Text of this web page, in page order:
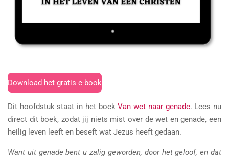
Download het gratis e-book
Dit hoofdstuk staat in het boekVan wet naar genade. Lees nu
direct dit boek, zodat jij niets mist over de wet en genade, een
heilig leven leeft en beseft wat Jezus heeft gedaan.
Want uit genade bent u zalig geworden, door het geloof, en dat